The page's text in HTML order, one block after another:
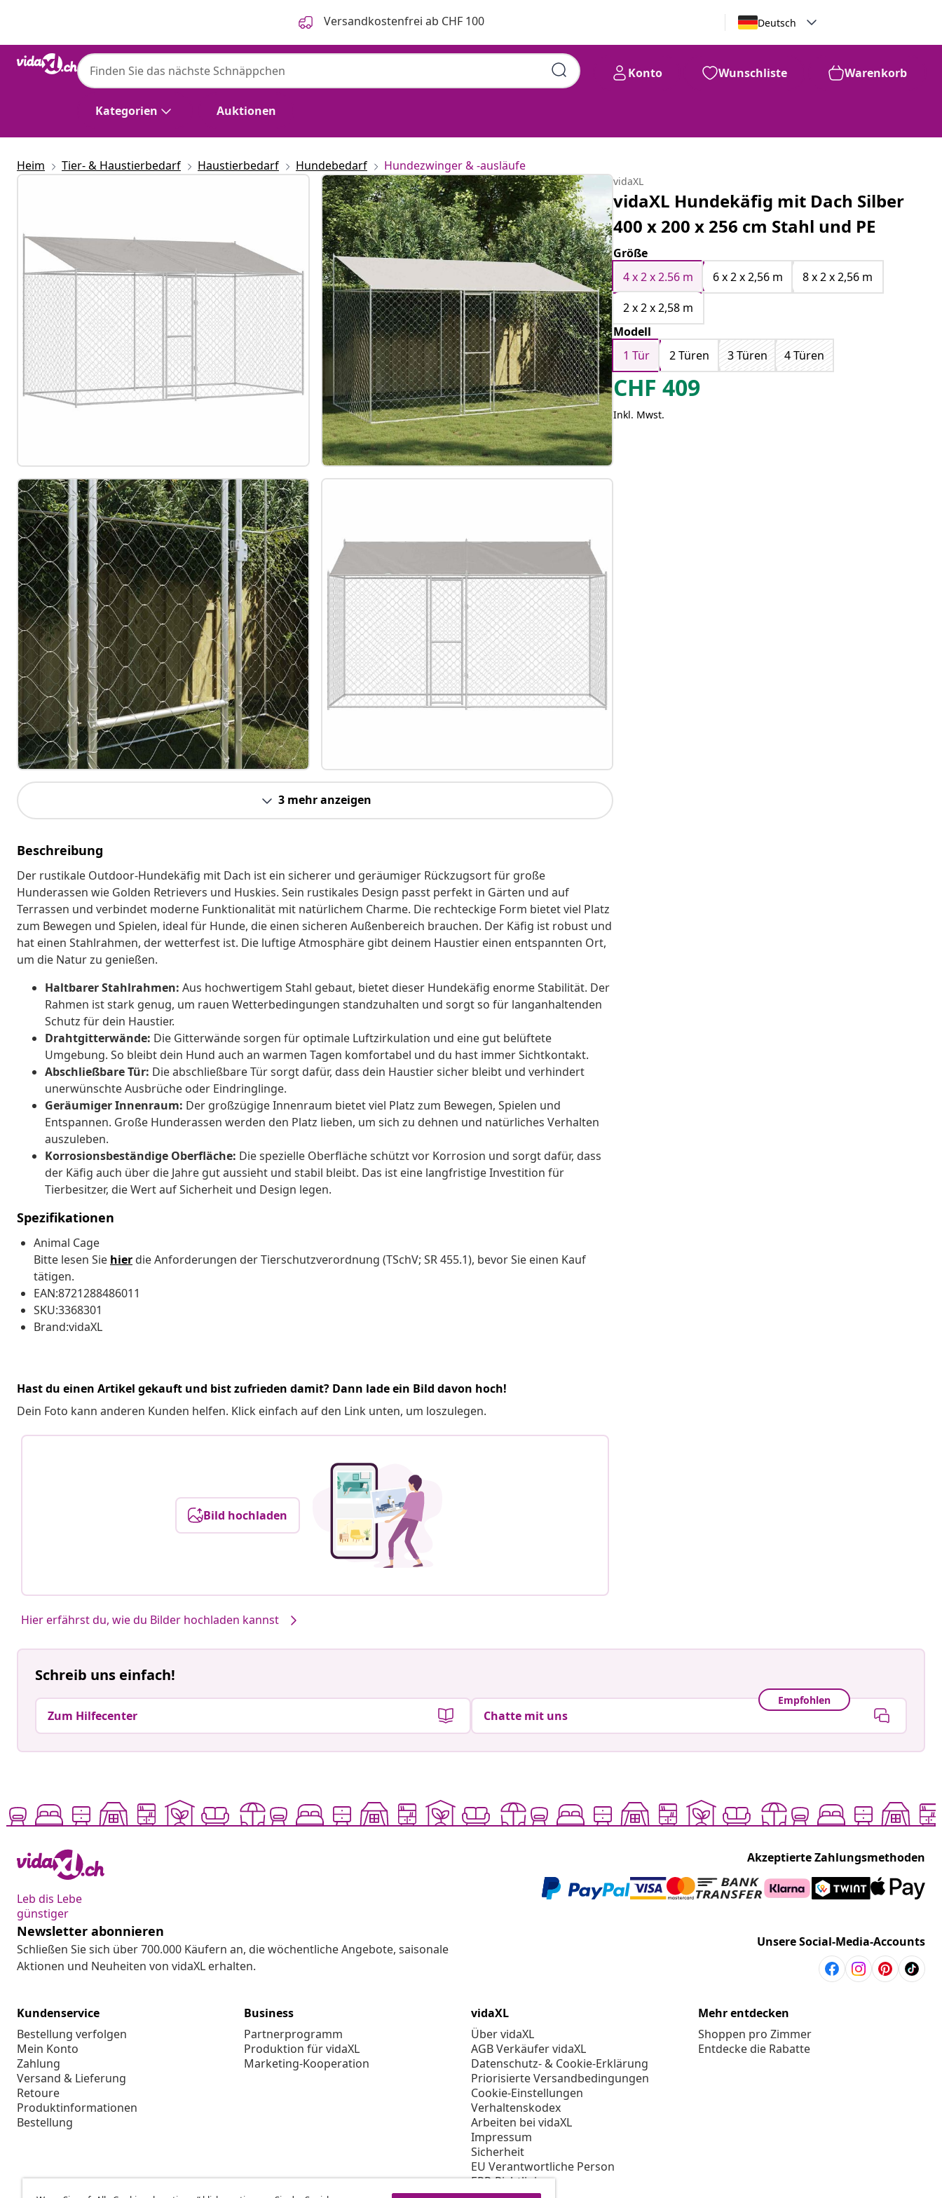
Versandkostenfrei ab CHF 100 Deutsch
Kategorien Auktionen
Konto Wunschliste Warenkorb
Heim Tier- & Haustierbedarf Haustierbedarf Hundebedarf Hundezwinger & -ausläufe
3 mehr anzeigen
Beschreibung
Der rustikale Outdoor-Hundekäfig mit Dach ist ein sicherer und geräumiger Rückzugsort für große
Hunderassen wie Golden Retrievers und Huskies. Sein rustikales Design passt perfekt in Gärten und auf
Terrassen und verbindet moderne Funktionalität mit natürlichem Charme. Die rechteckige Form bietet viel Platz
zum Bewegen und Spielen, ideal für Hunde, die einen sicheren Außenbereich brauchen. Der Käfig ist robust und
hat einen Stahlrahmen, der wetterfest ist. Die luftige Atmosphäre gibt deinem Haustier einen entspannten Ort,
um die Natur zu genießen.
Haltbarer Stahlrahmen: Aus hochwertigem Stahl gebaut, bietet dieser Hundekäfig enorme Stabilität. Der
Rahmen ist stark genug, um rauen Wetterbedingungen standzuhalten und sorgt so für langanhaltenden
Schutz für dein Haustier.
Drahtgitterwände: Die Gitterwände sorgen für optimale Luftzirkulation und eine gut belüftete
Umgebung. So bleibt dein Hund auch an warmen Tagen komfortabel und du hast immer Sichtkontakt.
Abschließbare Tür: Die abschließbare Tür sorgt dafür, dass dein Haustier sicher bleibt und verhindert
unerwünschte Ausbrüche oder Eindringlinge.
Geräumiger Innenraum: Der großzügige Innenraum bietet viel Platz zum Bewegen, Spielen und
Entspannen. Große Hunderassen werden den Platz lieben, um sich zu dehnen und natürliches Verhalten
auszuleben.
Korrosionsbeständige Oberfläche: Die spezielle Oberfläche schützt vor Korrosion und sorgt dafür, dass
der Käfig auch über die Jahre gut aussieht und stabil bleibt. Das ist eine langfristige Investition für
Tierbesitzer, die Wert auf Sicherheit und Design legen.
Spezifikationen
Animal Cage
Bitte lesen Sie hier die Anforderungen der Tierschutzverordnung (TSchV; SR 455.1), bevor Sie einen Kauf
tätigen.
EAN:8721288486011
SKU:3368301
Brand:vidaXL
Hast du einen Artikel gekauft und bist zufrieden damit? Dann lade ein Bild davon hoch!
Dein Foto kann anderen Kunden helfen. Klick einfach auf den Link unten, um loszulegen.
Bild hochladen
Hier erfährst du, wie du Bilder hochladen kannst
vidaXL
vidaXL Hundekäfig mit Dach Silber
400 x 200 x 256 cm Stahl und PE
Größe
4 x 2 x 2.56 m
6 x 2 x 2,56 m
8 x 2 x 2,56 m
2 x 2 x 2,58 m
Modell
1 Tür
2 Türen 3 Türen 4 Türen
CHF 409
Inkl. Mwst.
Schreib uns einfach!
Zum Hilfecenter
Empfohlen
Chatte mit uns
Leb dis Lebe
günstiger
Akzeptierte Zahlungsmethoden
Newsletter abonnieren
Schließen Sie sich über 700.000 Käufern an, die wöchentliche Angebote, saisonale
Aktionen und Neuheiten von vidaXL erhalten.
Unsere Social-Media-Accounts
Kundenservice
Bestellung verfolgen
Mein Konto
Zahlung
Versand & Lieferung
Retoure
Produktinformationen
Bestellung
Business
Partnerprogramm
Produktion für vidaXL
Marketing-Kooperation
vidaXL
Über vidaXL
AGB Verkäufer vidaXL
Datenschutz- & Cookie-Erklärung
Priorisierte Versandbedingungen
Cookie-Einstellungen
Verhaltenskodex
Arbeiten bei vidaXL
Impressum
Sicherheit
EU Verantwortliche Person
EPR-Richtlinie
Mehr entdecken
Shoppen pro Zimmer
Entdecke die Rabatte